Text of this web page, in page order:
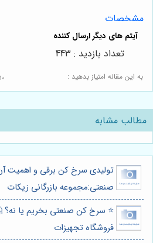
مشخصات
به این مقاله امتیاز بدهید : 10
تعداد بازدید : 443
مطالب مشابه
تولیدی سرخ کن برقی و اهمیت
صنعتی:مجموعه بازرگانی زیکات
⭐️ سرخ کن صنعتی بخریم یا نه؟
فروشگاه تجهیزات